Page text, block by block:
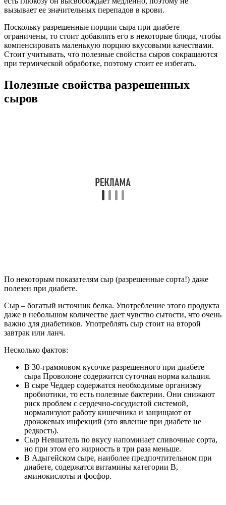
вызывает ее значительных перепадов в крови.
Поскольку разрешенные порции сыра при диабете
ограничены, то стоит добавлять его в некоторые блюда, чтобы
компенсировать маленькую порцию вкусовыми качествами.
Стоит учитывать, что полезные свойства сыров сокращаются
при термической обработке, поэтому стоит ее избегать.
Полезные свойства разрешенных
сыров
По некоторым показателям сыр (разрешенные сорта!) даже
полезен при диабете.
Сыр – богатый источник белка. Употребление этого продукта
даже в небольшом количестве дает чувство сытости, что очень
важно для диабетиков. Употреблять сыр стоит на второй
завтрак или ланч.
Несколько фактов:
В 30-граммовом кусочке разрешенного при диабете
сыра Проволоне содержится суточная норма кальция.
В сыре Чеддер содержатся необходимые организму
пробиотики, то есть полезные бактерии. Они снижают
риск проблем с сердечно-сосудистой системой,
нормализуют работу кишечника и защищают от
дрожжевых инфекций (это явление при диабете не
редкость).
Сыр Невшатель по вкусу напоминает сливочные сорта,
но при этом его жирность в три раза меньше.
В Адыгейском сыре, наиболее предпочтительном при
диабете, содержатся витамины категории B,
аминокислоты и фосфор.